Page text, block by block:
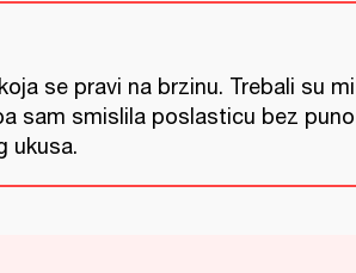
se pravi na brzinu. Trebali su mi
sam smislila poslasticu bez puno
ukusa.